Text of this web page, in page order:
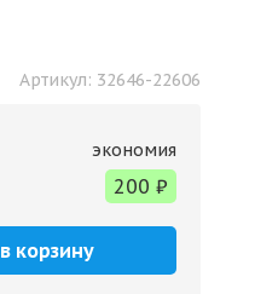
Артикул: 32646-22606
экономия
200 ₽
корзину